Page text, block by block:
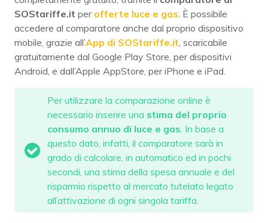
SOStariffe.it per offerte luce e gas . È possibile
accedere al comparatore anche dal proprio dispositivo
mobile, grazie all’App di SOStariffe.it , scaricabile
gratuitamente dal Google Play Store, per dispositivi
Android, e dall’Apple AppStore, per iPhone e iPad.
Per utilizzare la comparazione online è
necessario inserire una stima del proprio
consumo annuo di luce e gas . In base a
questo dato, infatti, il comparatore sarà in
grado di calcolare, in automatico ed in pochi
secondi, una stima della spesa annuale e del
risparmio rispetto al mercato tutelato legato
all’attivazione di ogni singola tariffa.